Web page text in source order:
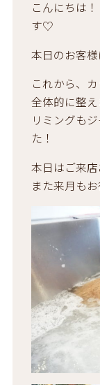
こんにちは
す♡
本日のお客
これから、
全体的に
リミングも
た！
本日はご
また来月も